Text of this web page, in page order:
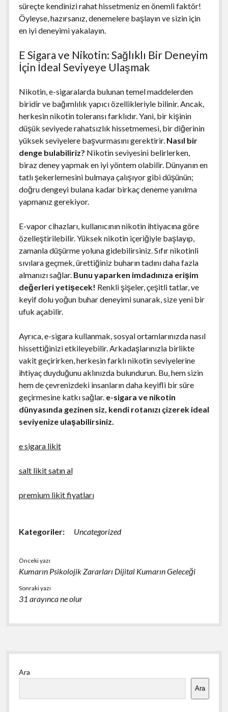
süreçte kendinizi rahat hissetmeniz en önemli faktör!
Öyleyse, hazırsanız, denemelere başlayın ve sizin için
en iyi deneyimi yakalayın.
E Sigara ve Nikotin: Sağlıklı Bir Deneyim
İçin İdeal Seviyeye Ulaşmak
Nikotin, e-sigaralarda bulunan temel maddelerden
biridir ve bağımlılık yapıcı özellikleriyle bilinir. Ancak,
herkesin nikotin toleransı farklıdır. Yani, bir kişinin
düşük seviyede rahatsızlık hissetmemesi, bir diğerinin
yüksek seviyelere başvurmasını gerektirir. Nasıl bir
denge bulabiliriz? Nikotin seviyesini belirlerken,
biraz deney yapmak en iyi yöntem olabilir. Dünyanın en
tatlı şekerlemesini bulmaya çalışıyor gibi düşünün;
doğru dengeyi bulana kadar birkaç deneme yanılma
yapmanız gerekiyor.
E-vapor cihazları, kullanıcının nikotin ihtiyacına göre
özelleştirilebilir. Yüksek nikotin içeriğiyle başlayıp,
zamanla düşürme yoluna gidebilirsiniz. Sıfır nikotinli
sıvılara geçmek, ürettiğiniz buharın tadını daha fazla
almanızı sağlar. Bunu yaparken imdadınıza erişim
değerleri yetişecek! Renkli şişeler, çeşitli tatlar, ve
keyif dolu yoğun buhar deneyimi sunarak, size yeni bir
ufuk açabilir.
Ayrıca, e-sigara kullanmak, sosyal ortamlarınızda nasıl
hissettiğinizi etkileyebilir. Arkadaşlarınızla birlikte
vakit geçirirken, herkesin farklı nikotin seviyelerine
ihtiyaç duyduğunu aklınızda bulundurun. Bu, hem sizin
hem de çevrenizdeki insanların daha keyifli bir süre
geçirmesine katkı sağlar. e-sigara ve nikotin
dünyasında gezinen siz, kendi rotanızı çizerek ideal
seviyenize ulaşabilirsiniz.
e sigara likit
salt likit satın al
premium likit fiyatları
Kategoriler: Uncategorized
Önceki yazı
Kumarın Psikolojik Zararları Dijital Kumarın Geleceği
Sonraki yazı
31 arayınca ne olur
Yan
Menü
Ara
Ara